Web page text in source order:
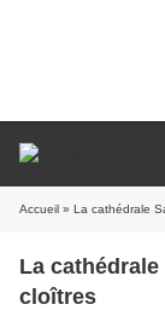
Accueil » La cathédrale
La
cloîtres